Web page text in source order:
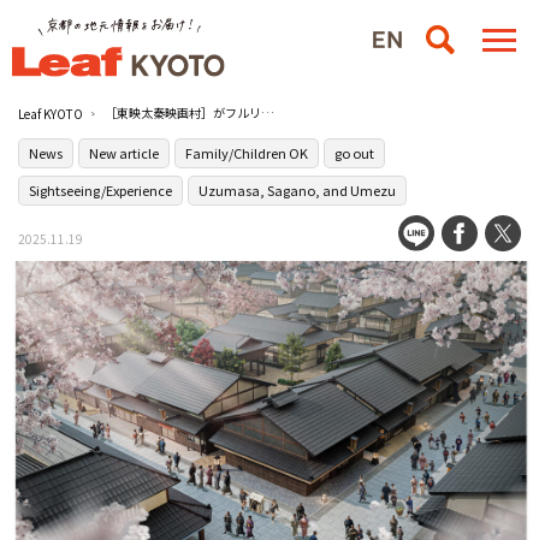
Leaf KYOTO ［東映太秦映画村］がフルリニューアル！2026年3月28日（土）に第1期オープン決定
News New article Family/Children OK
go out
Sightseeing/Experience
Uzumasa, Sagano, and Umezu
2025.11.19